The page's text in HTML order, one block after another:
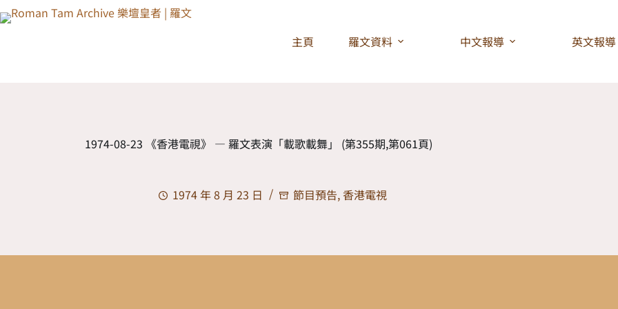
主頁 羅文資料 中文報導 英文報導
1974-08-23 《香港電視》 — 羅文表演「載歌載舞」 (第355期,第061頁)
1974 年 8 月 23 日 節目預告, 香港電視